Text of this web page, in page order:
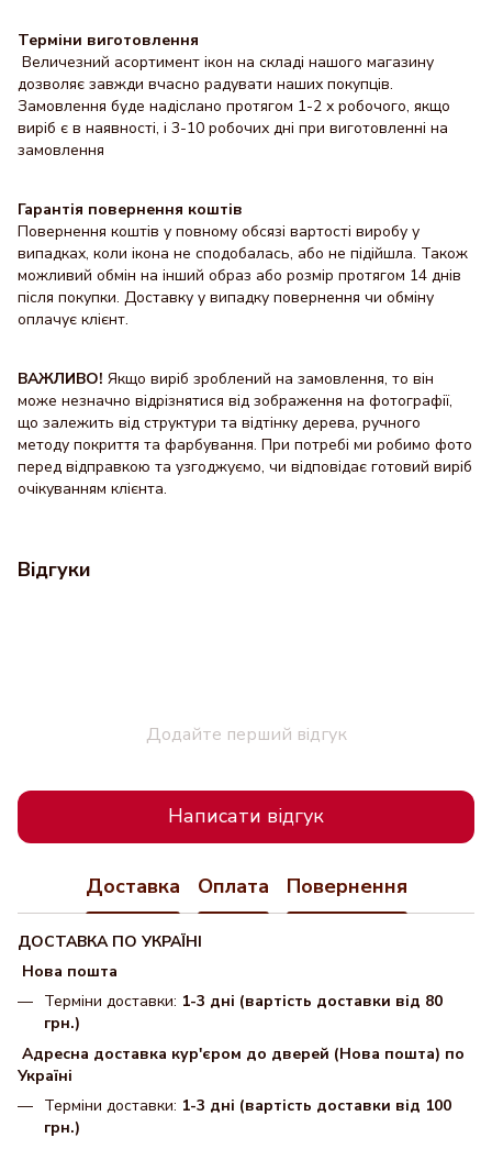
Терміни виготовлення
Величезний асортимент ікон на складі нашого магазину
дозволяє завжди вчасно радувати наших покупців.
Замовлення буде надіслано протягом 1-2 х робочого, якщо
виріб є в наявності, і 3-10 робочих дні при виготовленні на
замовлення
Гарантія повернення коштів
Повернення коштів у повному обсязі вартості виробу у
випадках, коли ікона не сподобалась, або не підійшла. Також
можливий обмін на інший образ або розмір протягом 14 днів
після покупки. Доставку y випадку повернення чи обміну
оплачує клієнт.
ВАЖЛИВО! Якщо виріб зроблений на замовлення, то він
може незначно відрізнятися від зображення на фотографії,
що залежить від структури та відтінку дерева, ручного
методу покриття та фарбування. При потребі ми робимо фото
перед відправкою та узгоджуємо, чи відповідає готовий виріб
очікуванням клієнта.
Відгуки
Додайте перший відгук
Написати відгук
Доставка Оплата Повернення
ДОСТАВКА ПО УКРАЇНІ
Нова пошта
Терміни доставки: 1-3 дні (вартість доставки від 80
грн.)
Адресна доставка кур'єром до дверей (Нова пошта) по
Україні
Терміни доставки: 1-3 дні (вартість доставки від 100
грн.)